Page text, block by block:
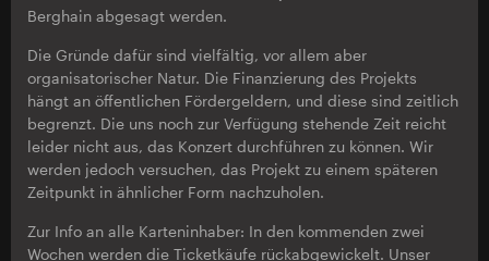
Berghain abgesagt werden.
Die Gründe dafür sind vielfältig, vor allem aber
organisatorischer Natur. Die Finanzierung des Projekts
hängt an öffentlichen Fördergeldern, und diese sind zeitlich
begrenzt. Die uns noch zur Verfügung stehende Zeit reicht
leider nicht aus, das Konzert durchführen zu können. Wir
werden jedoch versuchen, das Projekt zu einem späteren
Zeitpunkt in ähnlicher Form nachzuholen.
Zur Info an alle Karteninhaber: In den kommenden zwei
Wochen werden die Ticketkäufe rückabgewickelt. Unser